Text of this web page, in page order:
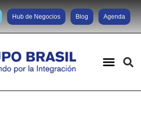
Hub de Negocios Blog Agenda